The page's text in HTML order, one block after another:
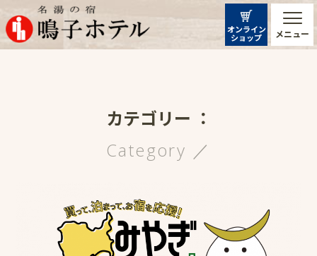
メニュー
オンライン
ショップ
カテゴリー ：
Category ／